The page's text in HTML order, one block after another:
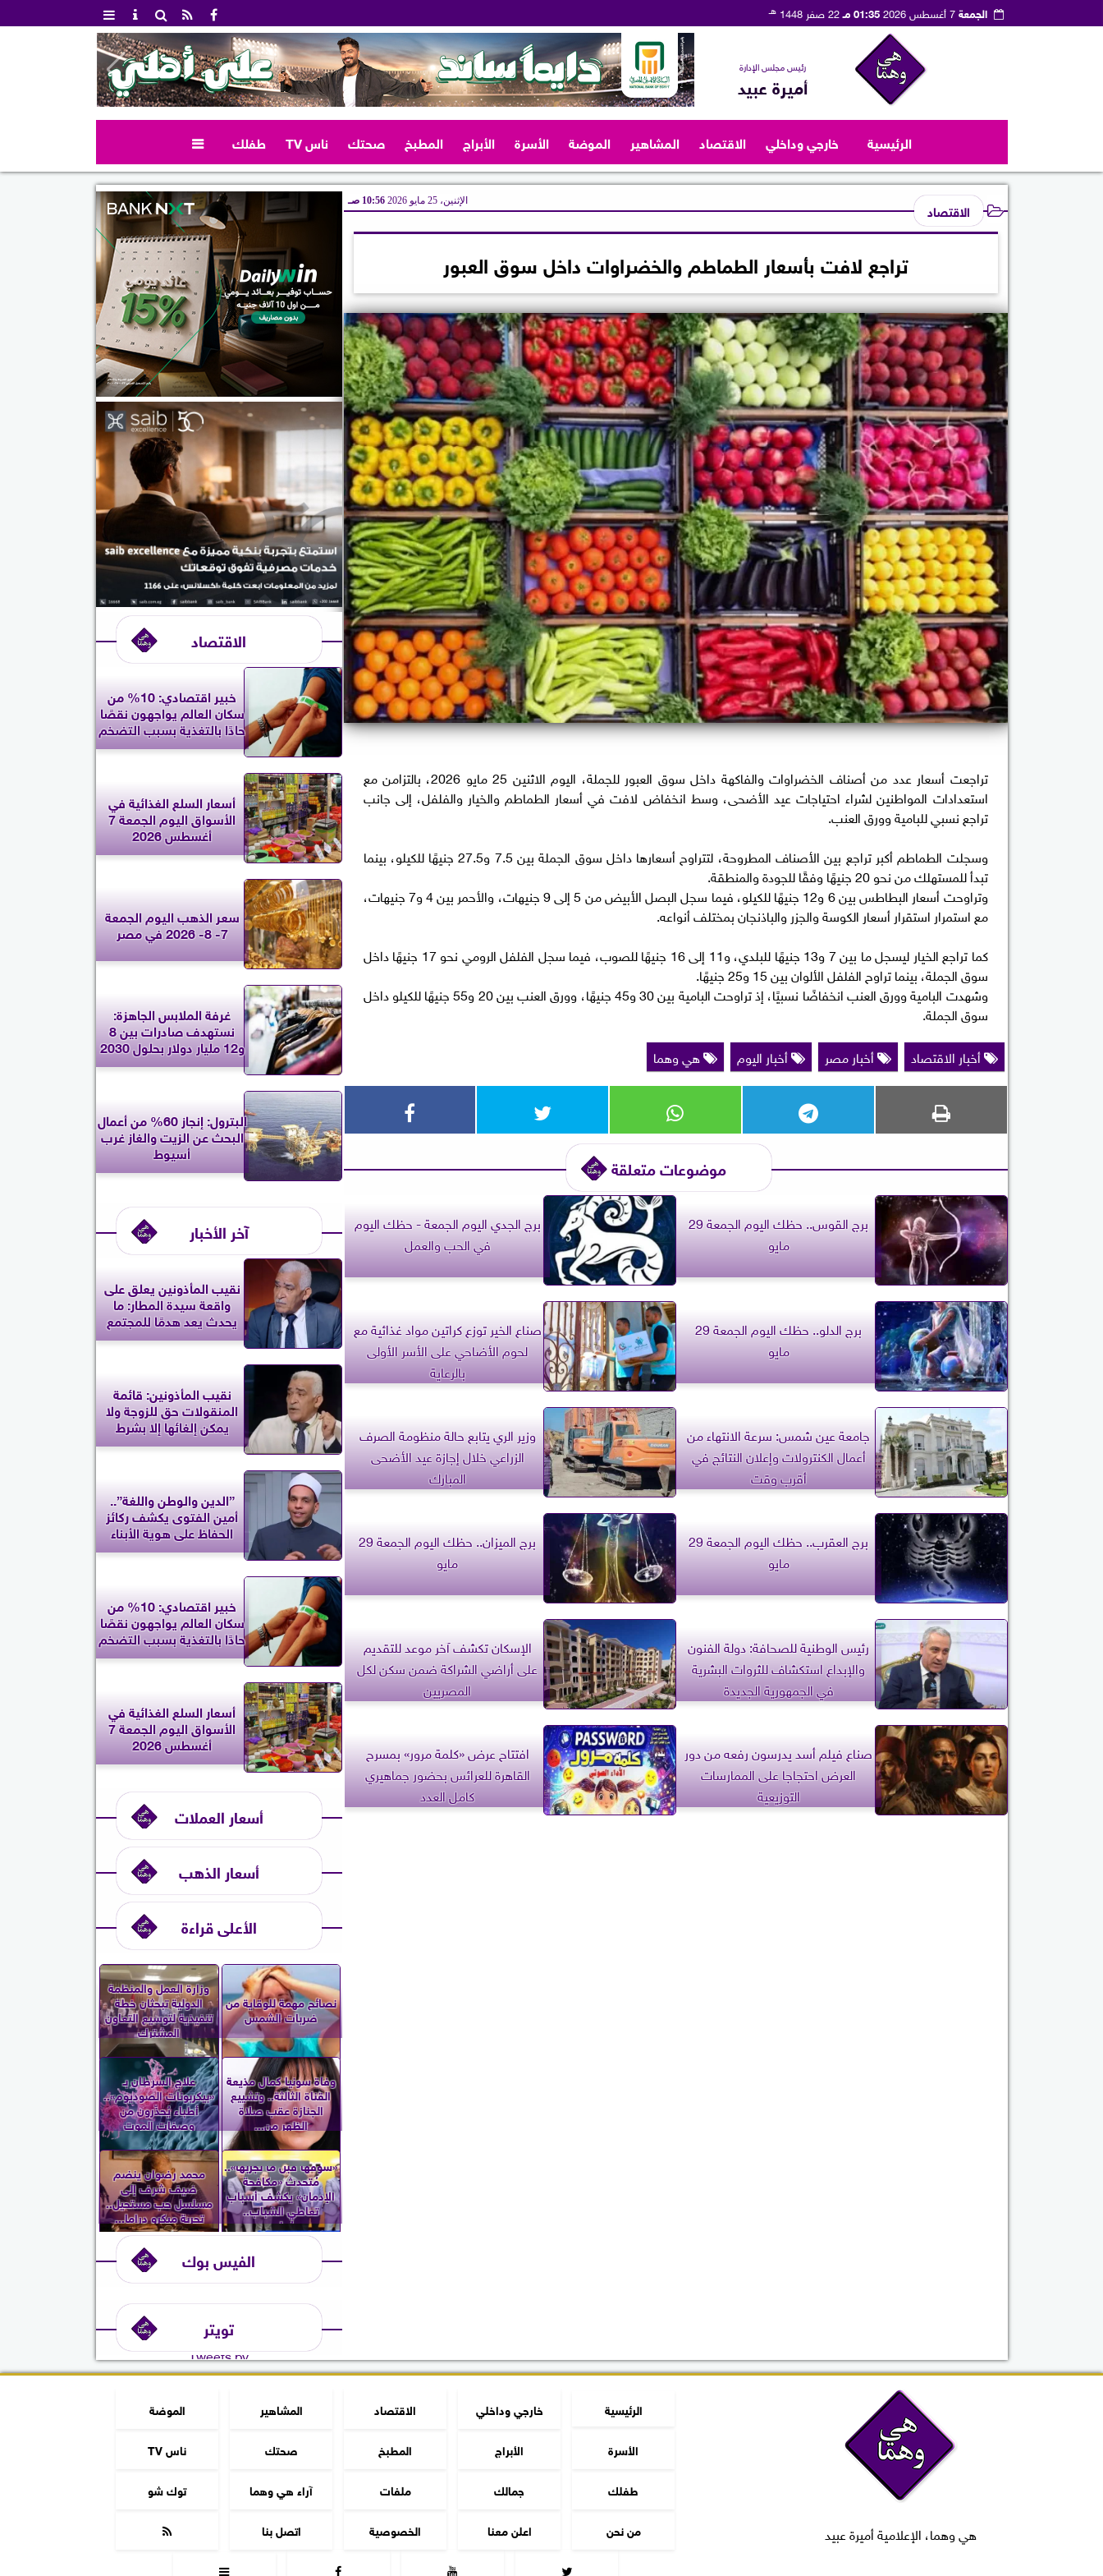
الجمعة7 أغسطس 2026 01:35 مـ 22 صفر 1448 هـ
رئيس مجلس الإدارة
أميرة عبيد
الرئيسية خارجي وداخلي الاقتصاد المشاهير الموضة الأسرة الأبراج المطبخ صحتك ناس TV طفلك 
الاقتصاد الإثنين، 25 مايو 2026 10:56 صـ
تراجع لافت بأسعار الطماطم والخضراوات داخل سوق العبور
تراجعت أسعار عدد من أصناف الخضراوات والفاكهة داخل سوق العبور للجملة، اليوم الاثنين 25 مايو 2026، بالتزامن مع
استعدادات المواطنين لشراء احتياجات عيد الأضحى، وسط انخفاض لافت في أسعار الطماطم والخيار والفلفل، إلى جانب
تراجع نسبي للبامية وورق العنب.
وسجلت الطماطم أكبر تراجع بين الأصناف المطروحة، لتتراوح أسعارها داخل سوق الجملة بين 7.5 و27.5 جنيهًا للكيلو، بينما
تبدأ للمستهلك من نحو 20 جنيهًا وفقًا للجودة والمنطقة.
وتراوحت أسعار البطاطس بين 6 و12 جنيهًا للكيلو، فيما سجل البصل الأبيض من 5 إلى 9 جنيهات، والأحمر بين 4 و7 جنيهات،
مع استمرار استقرار أسعار الكوسة والجزر والباذنجان بمختلف أنواعه.
كما تراجع الخيار ليسجل ما بين 7 و13 جنيهًا للبلدي، و11 إلى 16 جنيهًا للصوب، فيما سجل الفلفل الرومي نحو 17 جنيهًا داخل
سوق الجملة، بينما تراوح الفلفل الألوان بين 15 و25 جنيهًا.
وشهدت البامية وورق العنب انخفاضًا نسبيًا، إذ تراوحت البامية بين 30 و45 جنيهًا، وورق العنب بين 20 و55 جنيهًا للكيلو داخل
سوق الجملة.
أخبار الاقتصاد
أخبار مصر أخبار اليوم هي وهما
موضوعات متعلقة
برج القوس.. حظك اليوم الجمعة 29
مايو
برج الجدي اليوم الجمعة - حظك اليوم
في الحب والعمل
برج الدلو.. حظك اليوم الجمعة 29
مايو
صناع الخير توزع كراتين مواد غذائية مع
لحوم الأضاحي على الأسر الأولى
بالرعاية
جامعة عين شمس: سرعة الانتهاء من
أعمال الكنترولات وإعلان النتائج في
أقرب وقت
وزير الري يتابع حالة منظومة الصرف
الزراعي خلال إجازة عيد الأضحى
المبارك
برج العقرب.. حظك اليوم الجمعة 29
مايو
برج الميزان.. حظك اليوم الجمعة 29
مايو
رئيس الوطنية للصحافة: دولة الفنون
والإبداع استكشاف للثروات البشرية
في الجمهورية الجديدة
الإسكان تكشف آخر موعد للتقديم
على أراضي الشراكة ضمن سكن لكل
المصريين
صناع فيلم أسد يدرسون رفعه من دور
العرض احتجاجا على الممارسات
التوزيعية
افتتاح عرض «كلمة مرور» بمسرح
القاهرة للعرائس بحضور جماهيري
كامل العدد
الاقتصاد
خبير اقتصادي: 10% من
سكان العالم يواجهون نقصًا
حادًا بالتغذية بسبب التضخم
أسعار السلع الغذائية في
الأسواق اليوم الجمعة 7
أغسطس 2026
سعر الذهب اليوم الجمعة
7- 8- 2026 في مصر
غرفة الملابس الجاهزة:
نستهدف صادرات بين 8
و12 مليار دولار بحلول 2030
البترول: إنجاز 60% من أعمال
البحث عن الزيت والغاز غرب
أسيوط
آخر الأخبار
نقيب المأذونين يعلق على
واقعة سيدة المطار: ما
يحدث يعد هدمًا للمجتمع
نقيب المأذونين: قائمة
المنقولات حق للزوجة ولا
يمكن إلغائها إلا بشرط
”الدين والوطن واللغة”..
أمين الفتوى يكشف ركائز
الحفاظ على هوية الأبناء
خبير اقتصادي: 10% من
سكان العالم يواجهون نقصًا
حادًا بالتغذية بسبب التضخم
أسعار السلع الغذائية في
الأسواق اليوم الجمعة 7
أغسطس 2026
أسعار العملات
أسعار الذهب
الأعلى قراءة
نصائح مهمة للوقاية من
ضربات الشمس
وزارة العمل والمنظمة
الدولية تبحثان خطة
تنفيذية لتوسيع التعاون
المشترك
وفاة سونيا كمال مذيعة
القناة الثالثة.. وتشييع
الجنازة عقب صلاة
الظهر من...
علاج السرطان بـ
«بيكربونات الصوديوم»..
أطباء يُحذّرون من
وصفات الموت
«شوفها قبل ما تجربها»..
مُتحدث «مكافحة
الإدمان» يكشف أسباب
تعاطي الشباب..
ويُعلن...
محمد رضوان ينضم
ضيف شرف إلى
مسلسل حب مستحيل..
تجربة ميكرو دراما...
الفيس بوك
تويتر
Tweets by
هي وهما، الإعلامية أميرة عبيد
الرئيسية خارجي وداخلي الاقتصاد المشاهير
الموضة
الأسرة
الأبراج المطبخ صحتك
ناس TV
طفلك
جمالك ملفات آراء هي وهما
توك شو
من نحن
اعلن معنا الخصوصية اتصل بنا




